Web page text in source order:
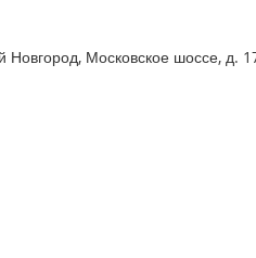
Новгород, Московское шоссе, д.